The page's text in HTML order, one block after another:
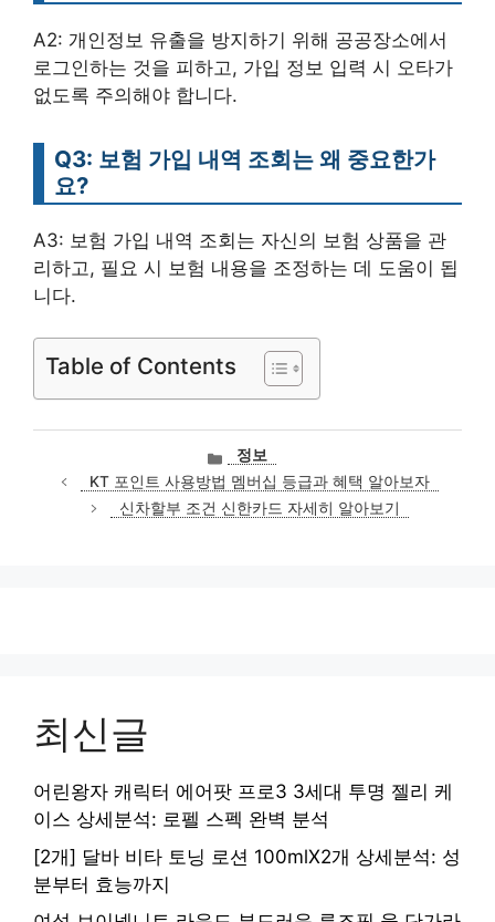
A2: 개인정보 유출을 방지하기 위해 공공장소에서
로그인하는 것을 피하고, 가입 정보 입력 시 오타가
없도록 주의해야 합니다.
Q3: 보험 가입 내역 조회는 왜 중요한가
요?
A3: 보험 가입 내역 조회는 자신의 보험 상품을 관
리하고, 필요 시 보험 내용을 조정하는 데 도움이 됩
니다.
Table of Contents
카
테
고
리
정보
KT 포인트 사용방법 멤버십 등급과 혜택 알아보자
신차할부 조건 신한카드 자세히 알아보기
최신글
어린왕자 캐릭터 에어팟 프로3 3세대 투명 젤리 케
이스 상세분석: 로펠 스펙 완벽 분석
[2개] 달바 비타 토닝 로션 100mlX2개 상세분석: 성
분부터 효능까지